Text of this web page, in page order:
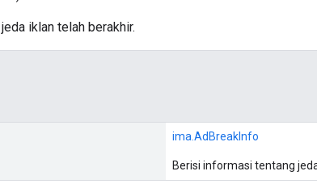
iklan telah berakhir.
ima.AdBreakInfo
Berisi informasi tentang